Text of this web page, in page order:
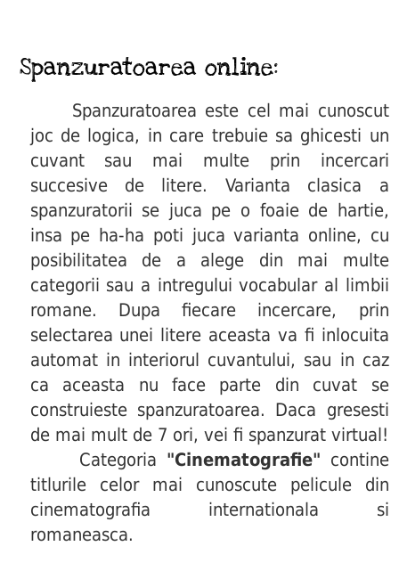
Spanzuratoarea online:
Spanzuratoarea este cel mai cunoscut
joc de logica, in care trebuie sa ghicesti un
cuvant sau mai multe prin incercari
succesive de litere. Varianta clasica a
spanzuratorii se juca pe o foaie de hartie,
insa pe ha-ha poti juca varianta online, cu
posibilitatea de a alege din mai multe
categorii sau a intregului vocabular al limbii
romane. Dupa fiecare incercare, prin
selectarea unei litere aceasta va fi inlocuita
automat in interiorul cuvantului, sau in caz
ca aceasta nu face parte din cuvat se
construieste spanzuratoarea. Daca gresesti
de mai mult de 7 ori, vei fi spanzurat virtual!
Categoria "Cinematografie" contine
titlurile celor mai cunoscute pelicule din
cinematografia internationala si
romaneasca.